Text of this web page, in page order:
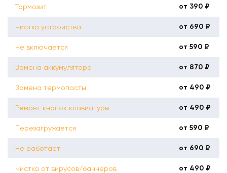
Тормозит от 390 ₽
Чистка устройства от 690 ₽
Не включается от 590 ₽
Замена аккумулятора от 870 ₽
Замена термопасты от 490 ₽
Ремонт кнопок клавиатуры от 490 ₽
Перезагружается от 590 ₽
Не работает от 690 ₽
Чистка от вирусов/баннеров от 490 ₽